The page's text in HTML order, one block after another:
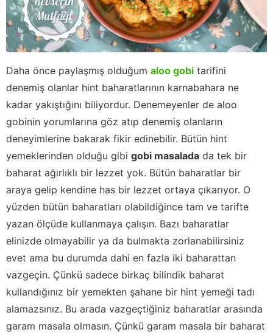
Daha önce paylaşmış olduğum aloo gobi tarifini
denemiş olanlar hint baharatlarının karnabahara ne
kadar yakıştığını biliyordur. Denemeyenler de aloo
gobinin yorumlarına göz atıp denemiş olanların
deneyimlerine bakarak fikir edinebilir. Bütün hint
yemeklerinden olduğu gibi gobi masalada da tek bir
baharat ağırlıklı bir lezzet yok. Bütün baharatlar bir
araya gelip kendine has bir lezzet ortaya çıkarıyor. O
yüzden bütün baharatları olabildiğince tam ve tarifte
yazan ölçüde kullanmaya çalışın. Bazı baharatlar
elinizde olmayabilir ya da bulmakta zorlanabilirsiniz
evet ama bu durumda dahi en fazla iki baharattan
vazgeçin. Çünkü sadece birkaç bilindik baharat
kullandığınız bir yemekten şahane bir hint yemeği tadı
alamazsınız. Bu arada vazgeçtiğiniz baharatlar arasında
garam masala olmasın. Çünkü garam masala bir baharat